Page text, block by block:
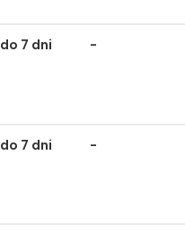
do 7 dni -
do 7 dni -